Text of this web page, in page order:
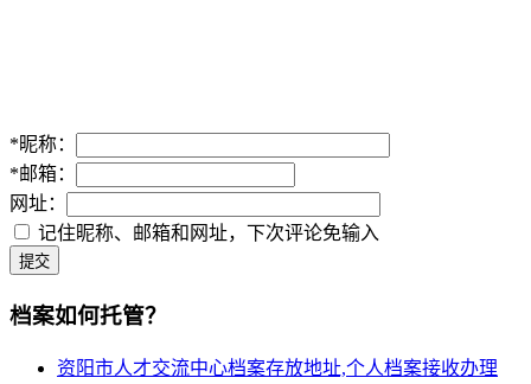
*昵称：
*邮箱：
网址：
记住昵称、邮箱和网址，下次评论免输入
提交
档案如何托管？
资阳市人才交流中心档案存放地址,个人档案接收办理